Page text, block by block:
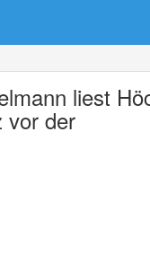
liest
vor der